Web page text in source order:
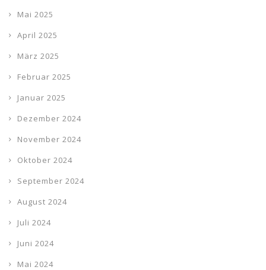
Mai 2025
April 2025
März 2025
Februar 2025
Januar 2025
Dezember 2024
November 2024
Oktober 2024
September 2024
August 2024
Juli 2024
Juni 2024
Mai 2024